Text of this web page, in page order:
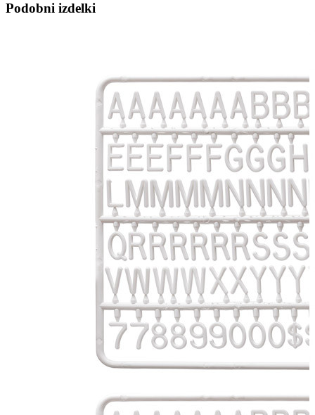
Podobni izdelki